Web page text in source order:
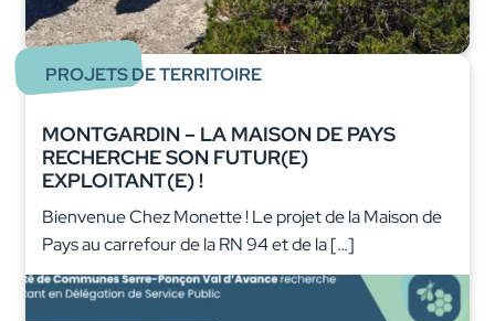
PROJETS DE TERRITOIRE
MONTGARDIN – LA MAISON DE PAYS
RECHERCHE SON FUTUR(E)
EXPLOITANT(E) !
Bienvenue Chez Monette ! Le projet de la Maison de
Pays au carrefour de la RN 94 et de la […]